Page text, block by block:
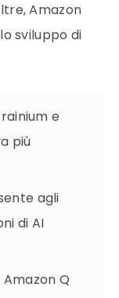
Amazon
sviluppo di
e
più
agli
di AI
Q